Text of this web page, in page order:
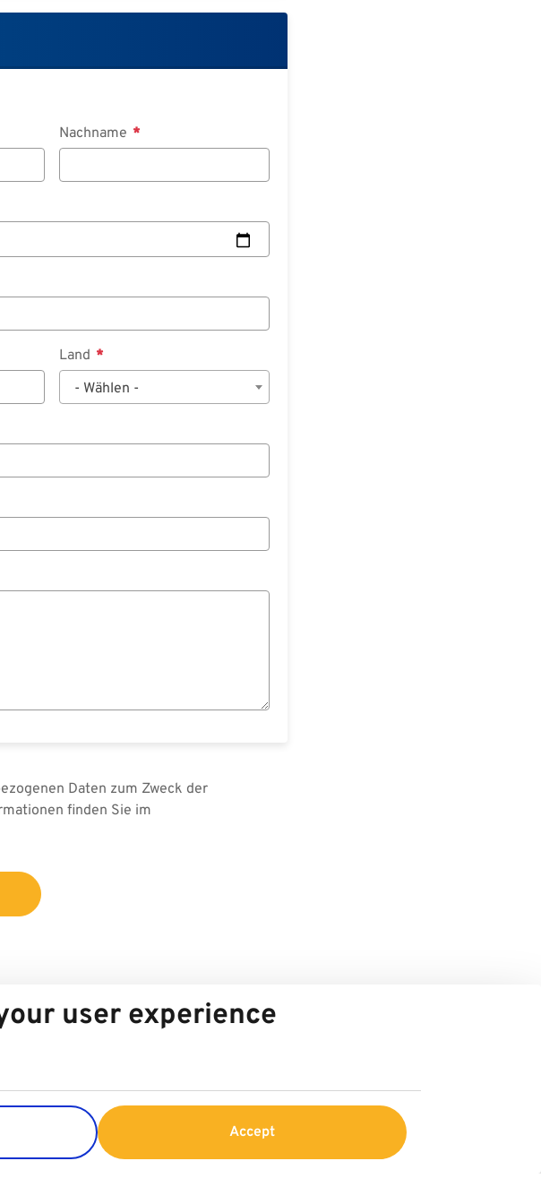
Nachname
Land
- Wählen -
Daten zum Zweck der
finden Sie im
user experience
Accept